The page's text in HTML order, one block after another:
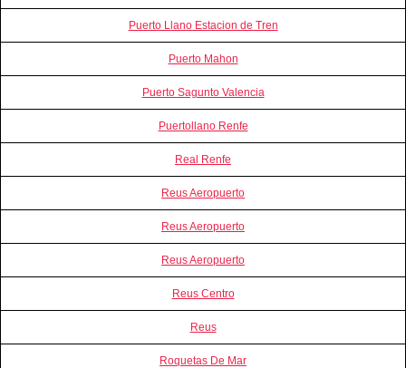
Puerto Llano Estacion de Tren
Puerto Mahon
Puerto Sagunto Valencia
Puertollano Renfe
Real Renfe
Reus Aeropuerto
Reus Aeropuerto
Reus Aeropuerto
Reus Centro
Reus
Roquetas De Mar